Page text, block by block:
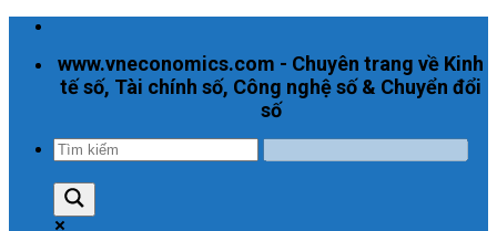
Skip
contentwww.vneconomics.com - Chuyên trang về Kinh
tế số, Tài chính số, Công nghệ số & Chuyển đổi
số